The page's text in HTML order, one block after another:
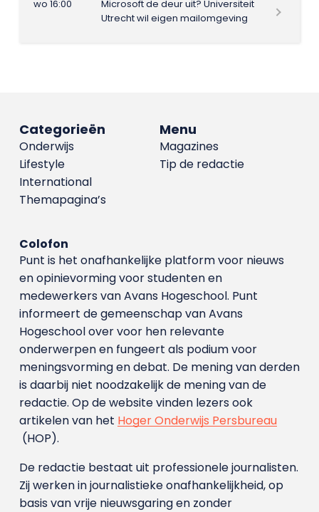
wo 16:00
Microsoft de deur uit? Universiteit
Utrecht wil eigen mailomgeving
Menu
Magazines
Tip de redactie
Categorieën
Onderwijs
Lifestyle
International
Themapagina’s
Colofon
Punt is het onafhankelijke platform voor nieuws
en opinievorming voor studenten en
medewerkers van Avans Hoge­school. Punt
informeert de gemeenschap van Avans
Hogeschool over voor hen relevante
onderwerpen en fungeert als podium voor
meningsvorming en debat. De mening van derden
is daarbij niet noodzakelijk de mening van de
redactie. Op de website vinden lezers ook
artikelen van het Hoger Onderwijs Persbureau
(HOP).
De redactie bestaat uit professionele journalisten.
Zij werken in journalistieke onafhankelijkheid, op
basis van vrije nieuwsgaring en zonder